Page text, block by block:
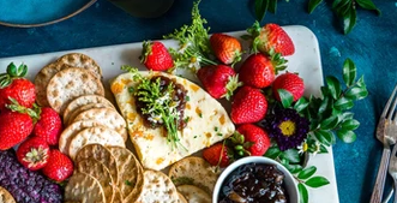
טעים ומפנק לחג
באריזות מעוצבות ומרשימות שהופכות את
שכל אחד ישמח לקבל